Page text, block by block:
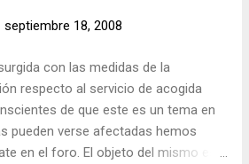
septiembre 18, 2008
con las medidas de la
respecto al servicio de acogida
de que este es un tema en
pueden verse afectadas hemos
en el foro. El objeto del mismo es